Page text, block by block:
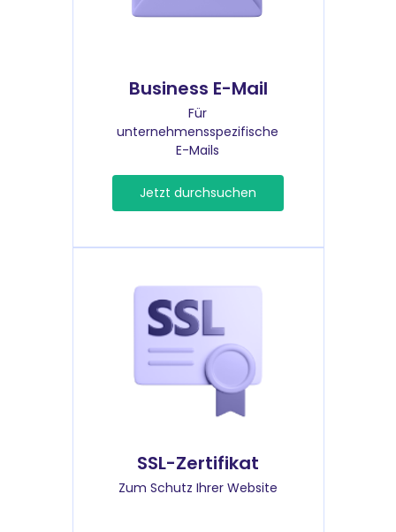
Business E-Mail
Für
unternehmensspezifische
E-Mails
Jetzt durchsuchen
SSL-Zertifikat
Zum Schutz Ihrer Website